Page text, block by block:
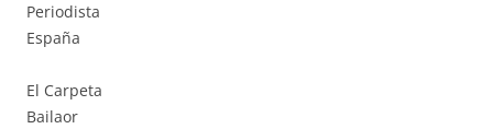
Periodista
España
El Carpeta
Bailaor